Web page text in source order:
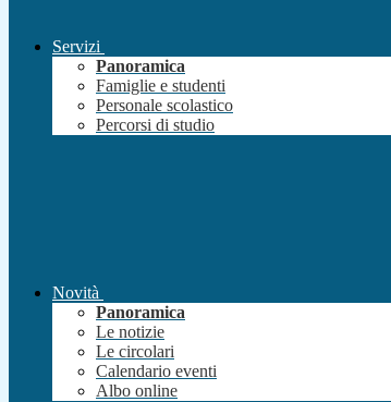
Servizi
Panoramica
Famiglie e studenti
Personale scolastico
Percorsi di studio
Novità
Panoramica
Le notizie
Le circolari
Calendario eventi
Albo online